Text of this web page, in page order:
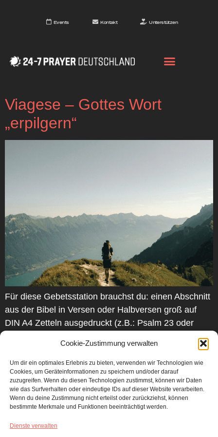
Cookie-Zustimmung verwalten
Um dir ein optimales Erlebnis zu bieten, verwenden wir Technologien wie
Cookies, um Geräteinformationen zu speichern und/oder darauf
zuzugreifen. Wenn du diesen Technologien zustimmst, können wir Daten
wie das Surfverhalten oder eindeutige IDs auf dieser Website verarbeiten.
Wenn du deine Zustimmung nicht erteilst oder zurückziehst, können
bestimmte Merkmale und Funktionen beeinträchtigt werden.
Dienste verwalten
Events Kontakt Unterstützen
Viagese – Gottes Wort
„erpilgern“
Für diese Gebetsstation brauchst du: einen Abschnitt
aus der Bibel in Versen oder Halbversen groß auf
DIN A4 Zetteln ausgedruckt (z.B.: Psalm 23 oder
kann die ausgedruckte Anleitung Vorbereitung:
Suche einen für deinen Gebetsraum passenden
Abschnitt in der Bibel aus – sehr gut geeignet […]